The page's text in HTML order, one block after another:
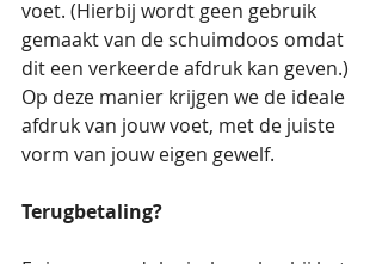
voet. (Hierbij wordt geen gebruik
gemaakt van de schuimdoos omdat
dit een verkeerde afdruk kan geven.)
Op deze manier krijgen we de ideale
afdruk van jouw voet, met de juiste
vorm van jouw eigen gewelf.
Terugbetaling?